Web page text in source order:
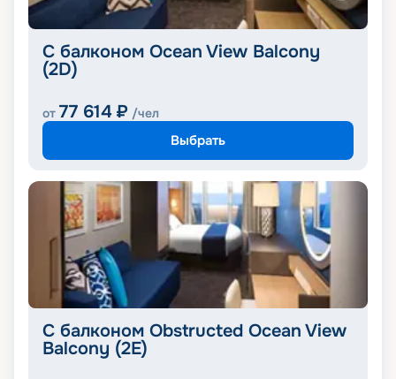
С балконом Ocean View Balcony
(2D)
от 77 614 ₽ /чел
Выбрать
С балконом Obstructed Ocean View
Balcony (2E)